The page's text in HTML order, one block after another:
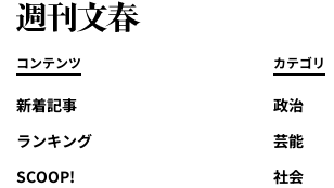
コンテンツ
新着記事
ランキング
SCOOP!
カテゴリ
政治
芸能
社会